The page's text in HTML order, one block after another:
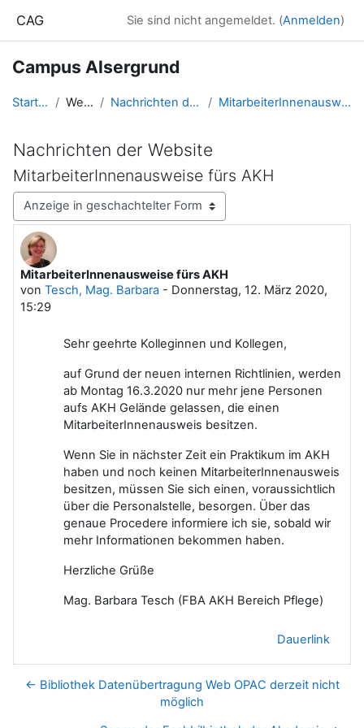
CAG Sie sind nicht angemeldet. (Anmelden)
Campus Alsergrund
Startseite Website Nachrichten der Website MitarbeiterInnenausweise fürs AKH
Nachrichten der Website
MitarbeiterInnenausweise fürs AKH
Anzeigemodus
MitarbeiterInnenausweise fürs AKH
von Tesch, Mag. Barbara - Donnerstag, 12. März 2020,
15:29
Anzahl Antworten: 0
Sehr geehrte Kolleginnen und Kollegen,
auf Grund der neuen internen Richtlinien, werden
ab Montag 16.3.2020 nur mehr jene Personen
aufs AKH Gelände gelassen, die einen
MitarbeiterInnenausweis besitzen.
Wenn Sie in nächster Zeit ein Praktikum im AKH
haben und noch keinen MitarbeiterInnenausweis
besitzen, müssen Sie sich einen, voraussichtlich
über die Personalstelle, besorgen. Über das
genaue Procedere informiere ich sie, sobald wir
mehr Informationen bekommen haben.
Herzliche Grüße
Mag. Barbara Tesch (FBA AKH Bereich Pflege)
Dauerlink
← Bibliothek Datenübertragung Web OPAC derzeit nicht
möglich